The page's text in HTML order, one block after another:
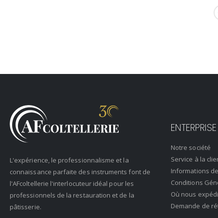
L'expérience, le professionnalisme et la
connaissance parfaite des instruments font de
l'AFcoltellerie l'interlocuteur idéal pour les
professionnels de la restauration et de la
pâtisserie.
ENTERPRISE
Notre société
Service à la
Informations
Conditions
Où nous
Demande de